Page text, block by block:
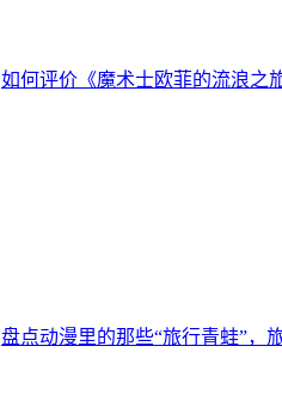
如何评价《魔术士欧菲的流浪之
盘点动漫里的那些“旅行青蛙”，